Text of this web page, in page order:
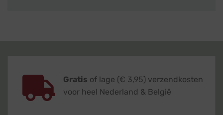
Gratis of lage (€ 3,95) verzendkosten
voor heel Nederland & België